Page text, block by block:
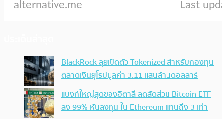
BlackRock ลุยเปิดตัว Tokenized สำหรับกองทุน
ตลาดเงินยุโรปมูลค่า 3.11 แสนล้านดอลลาร์
แบงก์ใหญ่สุดของอิตาลี ลดสัดส่วน Bitcoin ETF
ลง 99% หันลงทุน ใน Ethereum แทนถึง 3 เท่า